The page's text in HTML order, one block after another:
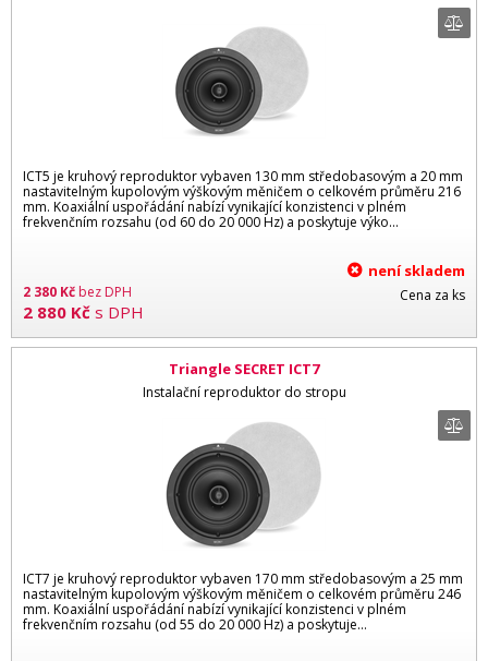
ICT5 je kruhový reproduktor vybaven 130 mm středobasovým a 20 mm
nastavitelným kupolovým výškovým měničem o celkovém průměru 216
mm. Koaxiální uspořádání nabízí vynikající konzistenci v plném
frekvenčním rozsahu (od 60 do 20 000 Hz) a poskytuje výko...
2 380 Kčbez DPH
2 880 Kč s DPH
není skladem
Cena za ks
Triangle SECRET ICT7
Instalační reproduktor do stropu
ICT7 je kruhový reproduktor vybaven 170 mm středobasovým a 25 mm
nastavitelným kupolovým výškovým měničem o celkovém průměru 246
mm. Koaxiální uspořádání nabízí vynikající konzistenci v plném
frekvenčním rozsahu (od 55 do 20 000 Hz) a poskytuje…